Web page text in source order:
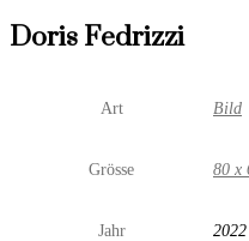
Doris Fedrizzi
Art Bild
Grösse 80 x
Jahr 2022